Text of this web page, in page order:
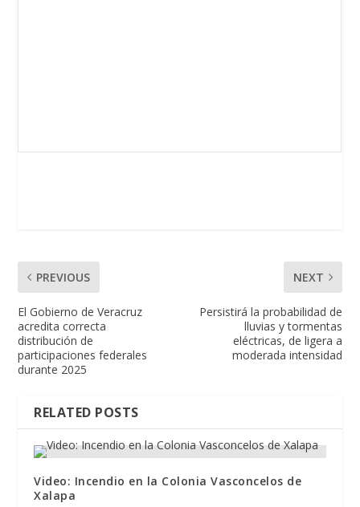
PREVIOUS
El Gobierno de Veracruz
acredita correcta
distribución de
participaciones federales
durante 2025
NEXT
Persistirá la probabilidad de
lluvias y tormentas
eléctricas, de ligera a
moderada intensidad
RELATED POSTS
Video: Incendio en la Colonia Vasconcelos de
Xalapa